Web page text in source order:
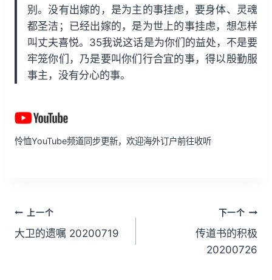
别。没有出嫁的，是为主的事挂虑，要身体、灵魂
都圣洁；已经出嫁的，是为世上的事挂虑，想怎样
叫丈夫喜悦。35我说这话是为你们的益处，不是要
牢笼你们，乃是要叫你们行合宜的事，得以殷勤服
事主，没有分心的事。
怜恤YouTube频道同步更新，欢迎海外订户前往收听
文
章
上一个
大卫的遗嘱 20200719
下一个
传道书的积极
20200726